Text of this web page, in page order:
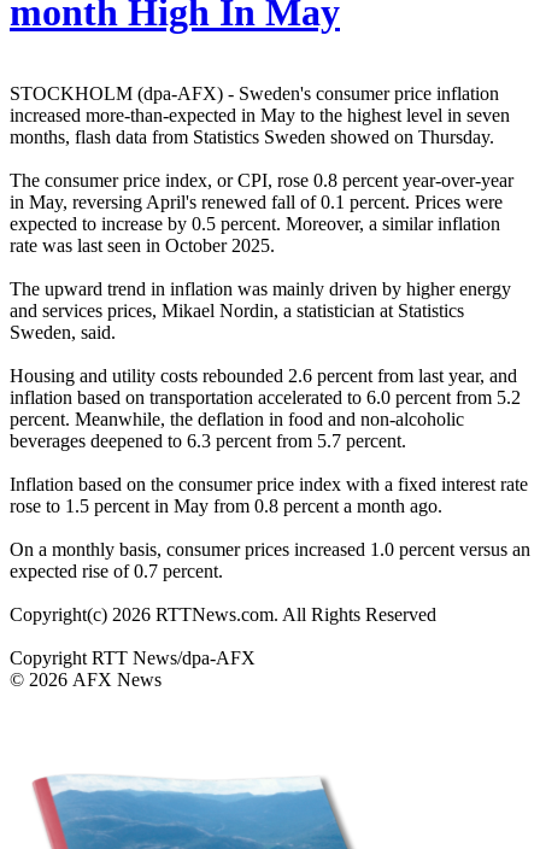
month High In May
STOCKHOLM (dpa-AFX) - Sweden's consumer price inflation
increased more-than-expected in May to the highest level in seven
months, flash data from Statistics Sweden showed on Thursday.
The consumer price index, or CPI, rose 0.8 percent year-over-year
in May, reversing April's renewed fall of 0.1 percent. Prices were
expected to increase by 0.5 percent. Moreover, a similar inflation
rate was last seen in October 2025.
The upward trend in inflation was mainly driven by higher energy
and services prices, Mikael Nordin, a statistician at Statistics
Sweden, said.
Housing and utility costs rebounded 2.6 percent from last year, and
inflation based on transportation accelerated to 6.0 percent from 5.2
percent. Meanwhile, the deflation in food and non-alcoholic
beverages deepened to 6.3 percent from 5.7 percent.
Inflation based on the consumer price index with a fixed interest rate
rose to 1.5 percent in May from 0.8 percent a month ago.
On a monthly basis, consumer prices increased 1.0 percent versus an
expected rise of 0.7 percent.
Copyright(c) 2026 RTTNews.com. All Rights Reserved
Copyright RTT News/dpa-AFX
© 2026 AFX News